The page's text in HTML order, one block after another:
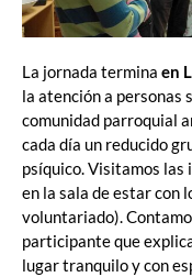
La jornada termina en
la atención a personas
comunidad parroquial
cada día un reducido
psíquico. Visitamos
en la sala de estar con
voluntariado).
participante que
lugar tranquilo y con